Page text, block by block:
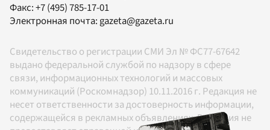
Факс:+7 (495) 785-17-01
Электронная почта:gazeta@gazeta.ru
Свидетельство о регистрации СМИ Эл № ФС77-67642
выдано федеральной службой по надзору в сфере
связи, информационных технологий и массовых
коммуникаций (Роскомнадзор) 10.11.2016 г. Редакция не
несет ответственности за достоверность информации,
содержащейся в рекламных объявлениях. Редакция не